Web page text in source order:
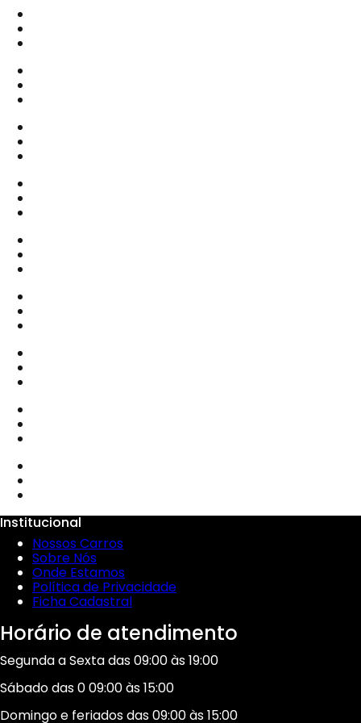
Institucional
Nossos Carros
Sobre Nós
Onde Estamos
Política de Privacidade
Ficha Cadastral
Horário de atendimento
Segunda a Sexta das 09:00 às 19:00
Sábado das 0 09:00 às 15:00
Domingo e feriados das 09:00 às 15:00